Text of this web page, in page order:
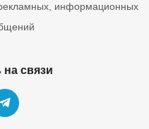
информационных
на связи